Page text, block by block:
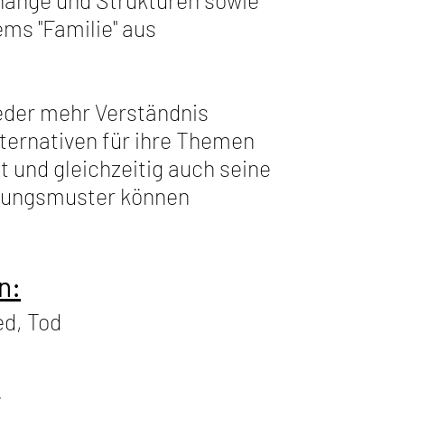
"Familie" aus
mehr Verständnis
für ihre Themen
und gleichzeitig auch seine
können
Tod